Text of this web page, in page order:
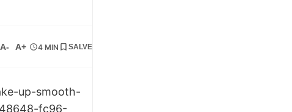
A- A+ 4 MIN SALVE